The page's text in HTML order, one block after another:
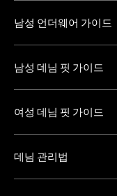
남성 언더웨어 가이드
남성 데님 핏 가이드
여성 데님 핏 가이드
데님 관리법